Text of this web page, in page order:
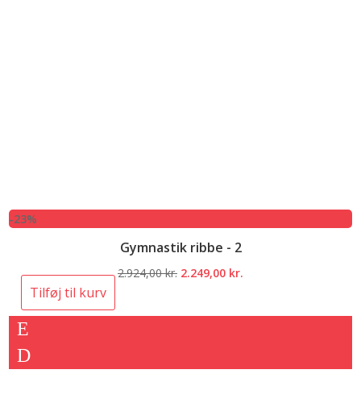
-23%
Gymnastik ribbe - 2
2.924,00kr. Den
2.249,00 kr.
Tilføj til kurv